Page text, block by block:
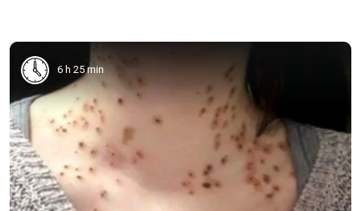
6 h 25 min